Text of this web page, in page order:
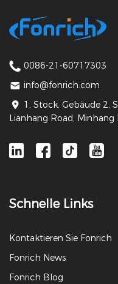
0086-21-60717303
info@fonrich.com
1. Stock, Gebäude 2,
Lianhang Road,
Schnelle Links
Kontaktieren Sie Fonrich
Fonrich News
Fonrich Blog